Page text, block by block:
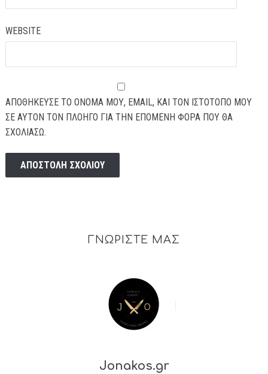
WEBSITE
ΑΠΟΘΉΚΕΥΣΕ ΤΟ ΌΝΟΜΆ ΜΟΥ, EMAIL, ΚΑΙ ΤΟΝ ΙΣΤΌΤΟΠΟ ΜΟΥ
ΣΕ ΑΥΤΌΝ ΤΟΝ ΠΛΟΗΓΌ ΓΙΑ ΤΗΝ ΕΠΌΜΕΝΗ ΦΟΡΆ ΠΟΥ ΘΑ
ΣΧΟΛΙΆΣΩ.
ΓΝΩΡΙΣΤΕ ΜΑΣ
Jonakos.gr